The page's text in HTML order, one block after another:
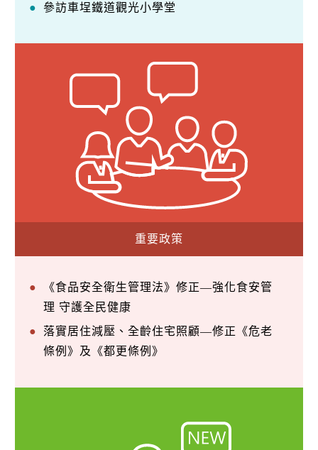
參訪車埕鐵道觀光小學堂
重要政策
《食品安全衛生管理法》修正—強化食安管
理 守護全民健康
落實居住減壓、全齡住宅照顧—修正《危老
條例》及《都更條例》